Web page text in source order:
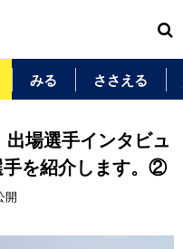
みる ささえる
場選手インタビュ
手を紹介します。②
開